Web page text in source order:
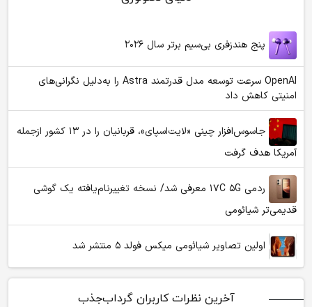
پنج هندزفری بی‌سیم برتر سال ۲۰۲۶
OpenAI سرعت توسعه مدل قدرتمند Astra را به‌دلیل نگرانی‌های
امنیتی کاهش داد
جاسوس‌افزار چینی «لایت‌اسپای»، قربانیان را در ۱۳ کشور ازجمله
آمریکا هدف گرفت
ردمی ۱۷C ۵G معرفی شد/ نسخه تغییرنام‌یافته یک گوشی
قدیمی‌تر شیائومی
اولین تصاویر شیائومی میکس فولد ۵ منتشر شد
آخرین نظرات کاربران گرداب‌جذب